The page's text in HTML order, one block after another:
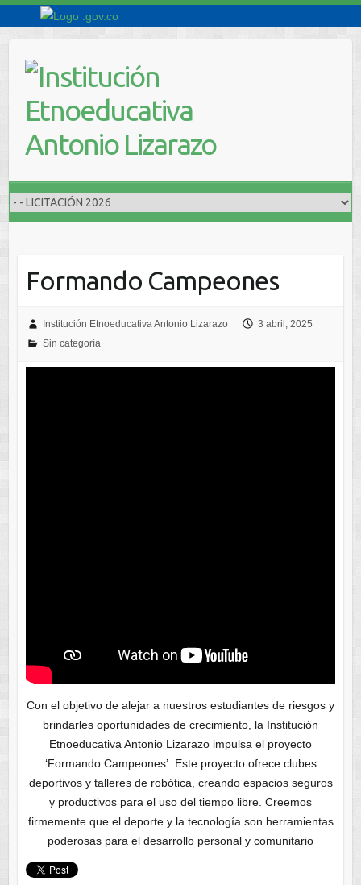
contenido
Formando Campeones
Institución Etnoeducativa Antonio Lizarazo
3 abril, 2025
Sin categoría
Con el objetivo de alejar a nuestros estudiantes de riesgos y
brindarles oportunidades de crecimiento, la Institución
Etnoeducativa Antonio Lizarazo impulsa el proyecto
‘Formando Campeones’. Este proyecto ofrece clubes
deportivos y talleres de robótica, creando espacios seguros
y productivos para el uso del tiempo libre. Creemos
firmemente que el deporte y la tecnología son herramientas
poderosas para el desarrollo personal y comunitario